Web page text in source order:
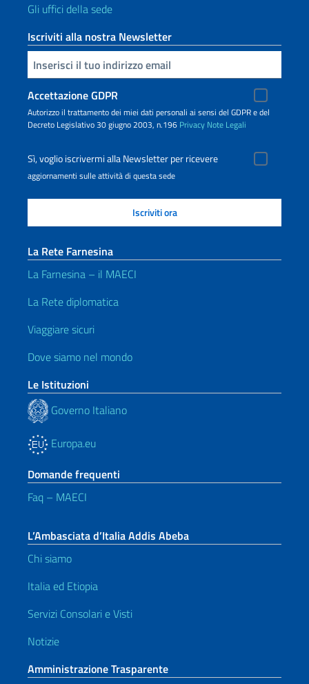
Gli uffici della sede
Iscriviti alla nostra Newsletter
Inserisci la tua email
Accettazione GDPR
Autorizzo il trattamento dei miei dati personali ai sensi del GDPR e del
Decreto Legislativo 30 giugno 2003, n.196 Privacy Note Legali
Sì, voglio iscrivermi alla Newsletter per ricevere
aggiornamenti sulle attività di questa sede
La Rete Farnesina
La Farnesina – il MAECI
La Rete diplomatica
Viaggiare sicuri
Dove siamo nel mondo
Le Istituzioni
Governo Italiano
Europa.eu
Domande frequenti
Faq – MAECI
L’Ambasciata d’Italia Addis Abeba
Chi siamo
Italia ed Etiopia
Servizi Consolari e Visti
Notizie
Amministrazione Trasparente